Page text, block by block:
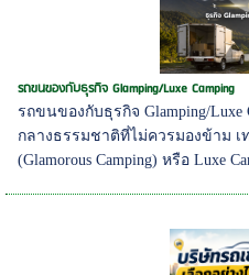
รถขนของกับธุรกิจ Glamping/Luxe Camping
รถขนของกับธุรกิจ Glamping/Luxe
กลางธรรมชาติที่ไม่ควรมองข้าม เ
(Glamorous Camping) หรือ Luxe